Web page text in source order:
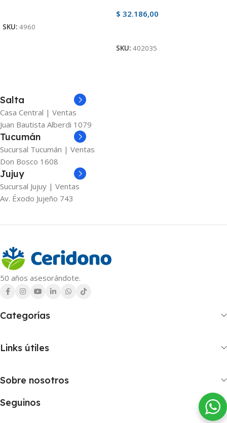
SKU: 4960
$ 32.186,00
SKU: 402035
Salta
Casa Central | Ventas
Juan Bautista Alberdi 1079
Tucumán
Sucursal Tucumán | Ventas
Don Bosco 1608
Jujuy
Sucursal Jujuy | Ventas
Av. Éxodo Jujeño 743
50 años asesorándote.
Categorías
Links útiles
Sobre nosotros
Seguinos